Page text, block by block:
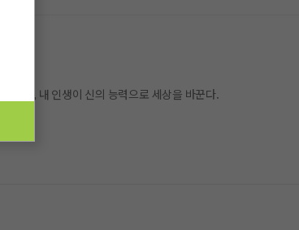
했던, 내 인생이 신의 능력으로 세상을 바꾼다.